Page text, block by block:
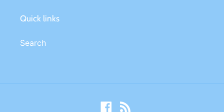
Quick links
Search
Facebook